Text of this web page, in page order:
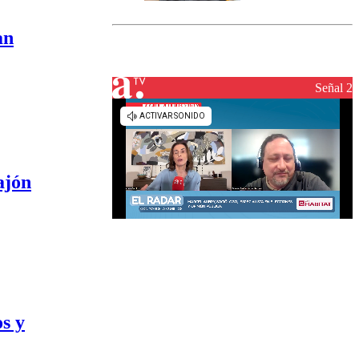
y
el fin de la
reconstrucciónSeñal 2